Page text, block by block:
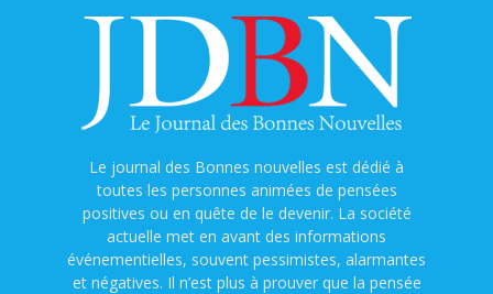
Le journal des Bonnes nouvelles est dédié à
toutes les personnes animées de pensées
positives ou en quête de le devenir. La société
actuelle met en avant des informations
événementielles, souvent pessimistes, alarmantes
et négatives. Il n’est plus à prouver que la pensée